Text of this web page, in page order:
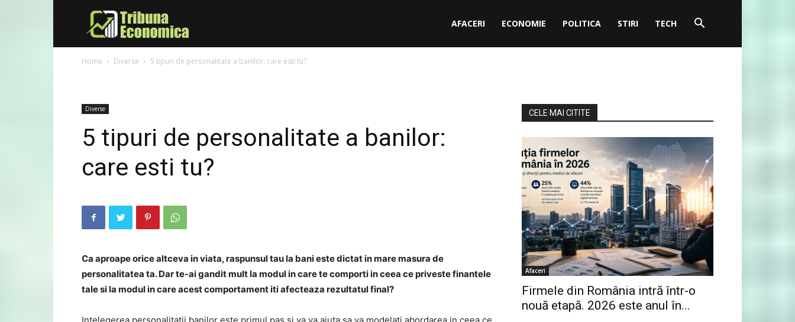
AFACERI ECONOMIE POLITICA STIRI TECH
Home Diverse 5 tipuri de personalitate a banilor: care esti tu?
Diverse
5 tipuri de personalitate a banilor:
care esti tu?
Ca aproape orice altceva in viata, raspunsul tau la bani este dictat in mare masura de
personalitatea ta. Dar te-ai gandit mult la modul in care te comporti in ceea ce priveste finantele
tale si la modul in care acest comportament iti afecteaza rezultatul final?
CELE MAI CITITE
Afaceri
Firmele din România intră într-o
nouă etapă. 2026 este anul în...